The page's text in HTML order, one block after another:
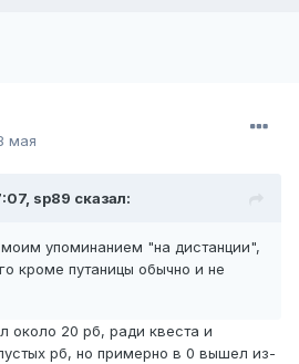
мая
sp89 сказал:
упоминанием "на дистанции",
кроме путаницы обычно и не
около 20 рб, ради квеста и
рб, но примерно в 0 вышел из-